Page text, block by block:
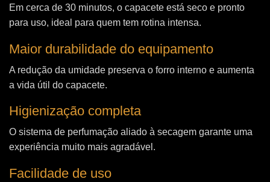
Em cerca de 30 minutos, o capacete está seco e pronto
para uso, ideal para quem tem rotina intensa.
Maior durabilidade do equipamento
A redução da umidade preserva o forro interno e aumenta
a vida útil do capacete.
Higienização completa
O sistema de perfumação aliado à secagem garante uma
experiência muito mais agradável.
Facilidade de uso